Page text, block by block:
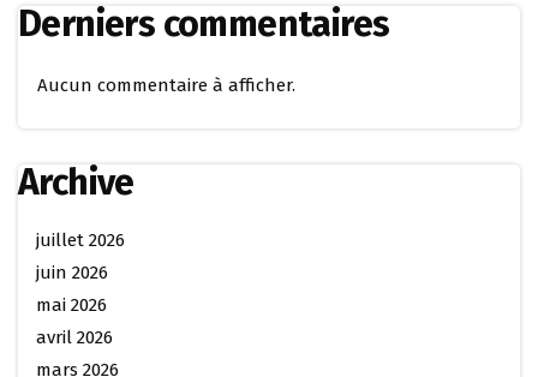
Derniers commentaires
Aucun commentaire à afficher.
Archive
juillet 2026
juin 2026
mai 2026
avril 2026
mars 2026